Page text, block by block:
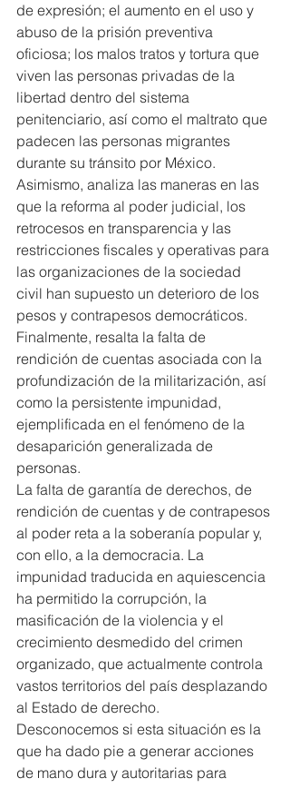
de expresión; el aumento en el uso y
abuso de la prisión preventiva
oficiosa; los malos tratos y tortura que
viven las personas privadas de la
libertad dentro del sistema
penitenciario, así como el maltrato que
padecen las personas migrantes
durante su tránsito por México.
Asimismo, analiza las maneras en las
que la reforma al poder judicial, los
retrocesos en transparencia y las
restricciones fiscales y operativas para
las organizaciones de la sociedad
civil han supuesto un deterioro de los
pesos y contrapesos democráticos.
Finalmente, resalta la falta de
rendición de cuentas asociada con la
profundización de la militarización, así
como la persistente impunidad,
ejemplificada en el fenómeno de la
desaparición generalizada de
personas.
La falta de garantía de derechos, de
rendición de cuentas y de contrapesos
al poder reta a la soberanía popular y,
con ello, a la democracia. La
impunidad traducida en aquiescencia
ha permitido la corrupción, la
masificación de la violencia y el
crecimiento desmedido del crimen
organizado, que actualmente controla
vastos territorios del país desplazando
al Estado de derecho.
Desconocemos si esta situación es la
que ha dado pie a generar acciones
de mano dura y autoritarias para